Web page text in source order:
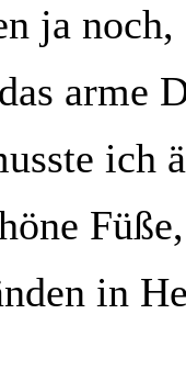
ja
arme
ich
in